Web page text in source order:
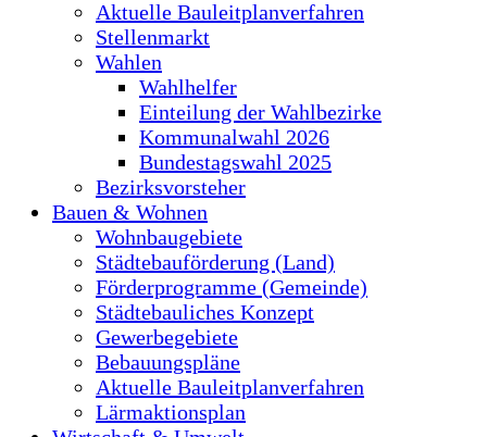
Aktuelle Bauleitplanverfahren
Stellenmarkt
Wahlen
Wahlhelfer
Einteilung der Wahlbezirke
Kommunalwahl 2026
Bundestagswahl 2025
Bezirksvorsteher
Bauen & Wohnen
Wohnbaugebiete
Städtebauförderung (Land)
Förderprogramme (Gemeinde)
Städtebauliches Konzept
Gewerbegebiete
Bebauungspläne
Aktuelle Bauleitplanverfahren
Lärmaktionsplan